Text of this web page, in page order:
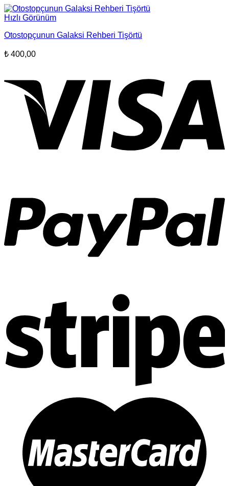
Hızlı Görünüm
Otostopçunun Galaksi Rehberi Tişörtü
₺ 400,00